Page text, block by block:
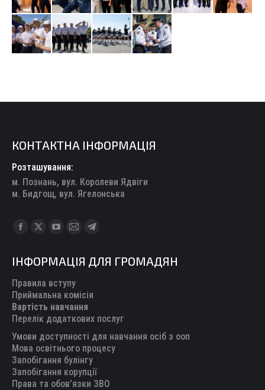
КОНТАКТНА ІНФОРМАЦІЯ
Розташування:
м. Познань, вул. Королеви Ядвіги
м. Бидгощ, вул. Ягелонська
Find us on:
Facebook
opens
in
new
window
X
opens
in
new
window
YouTube
opens
in
new
window
Mail
opens
in
new
window
Telegram
opens
new
ІНФОРМАЦІЯ ДЛЯ ГРОМАДЯН
Правила вступу
Приймальна комісія
Вартість навчання
Перелік додаткових послуг
Умови доступності для навчання осіб з ооп
Мова освітнього процесу
Запобігання булінгу
Запобігання корупції
Права та обов’язки ЗВО